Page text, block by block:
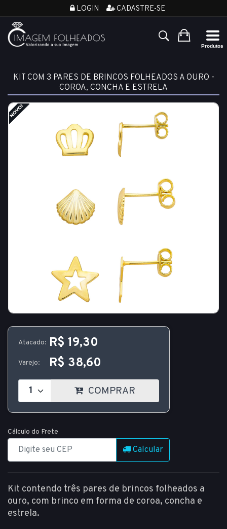
LOGIN CADASTRE-SE
KIT COM 3 PARES DE BRINCOS FOLHEADOS A OURO -
COROA, CONCHA E ESTRELA
Atacado: R$ 19,30
Varejo: R$ 38,60
COMPRAR
Cálculo do Frete
Calcular
Kit contendo três pares de brincos folheados a
ouro, com brinco em forma de coroa, concha e
estrela.